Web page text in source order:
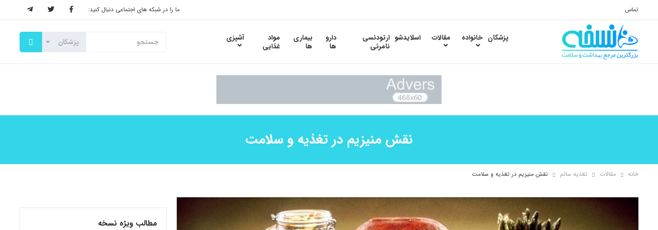
تماس ما را در شبکه های اجتماعی دنبال کنید:
پزشکان خانواده مقالات اسلایدشو ارتودنسی
نامرئی
دارو
ها
بیماری
ها
مواد
غذایی
آشپزی
نقش منیزیم در تغذیه و سلامت
خانه مقالات تغذیه سالم نقش منیزیم در تغذیه و سلامت
مطالب ویژه نسخه